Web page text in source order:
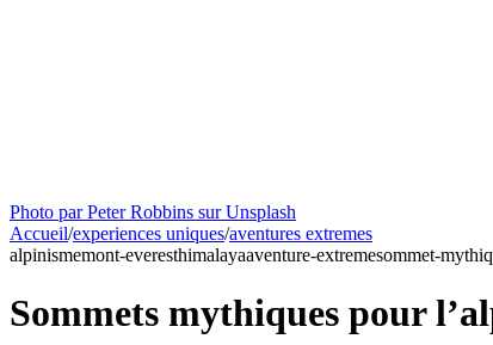
Photo par Peter Robbins sur Unsplash
Accueil/experiences uniques/aventures extremes
alpinismemont-everesthimalayaaventure-extremesommet-
Sommets mythiques pour